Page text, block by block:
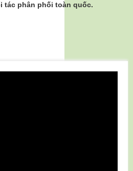
tác phân phối toàn quốc.